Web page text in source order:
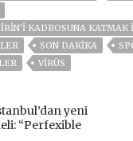
KADROSUNA KATMAK
SON DAKIKA
VIRÜS
yeni
“Perfexible